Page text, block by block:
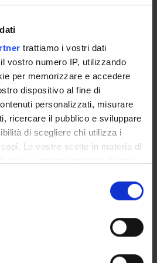
trattiamo i vostri dati
vostro numero IP, utilizzando
per memorizzare e accedere
dispositivo al fine di
personalizzati, misurare
ricercare il pubblico e sviluppare
di scegliere chi utilizza i
Le vostre scelte in materia di
proprio consenso in qualsiasi
sui cookie o facendo clic